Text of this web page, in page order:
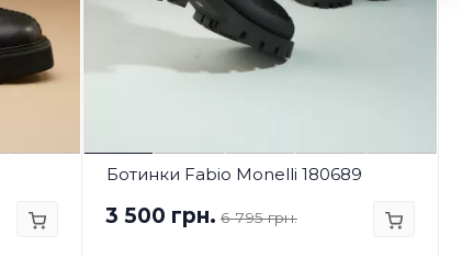
Ботинки Fabio Monelli 180689
3 500 грн. 6 795 грн.